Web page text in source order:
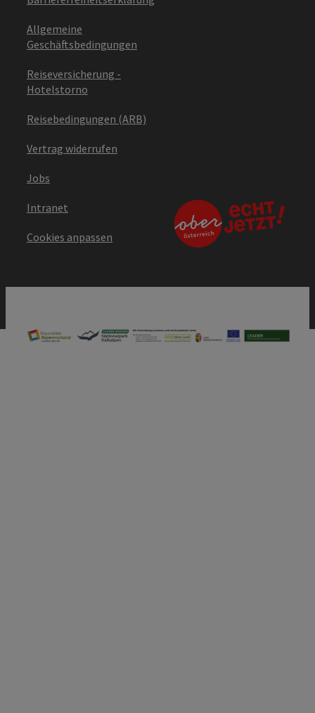
Allgemeine
Geschäftsbedingungen
Reiseversicherung -
Hotelstorno
Reisebedingungen (ARB)
Vertrag widerrufen
Jobs
Intranet
Cookies anpassen